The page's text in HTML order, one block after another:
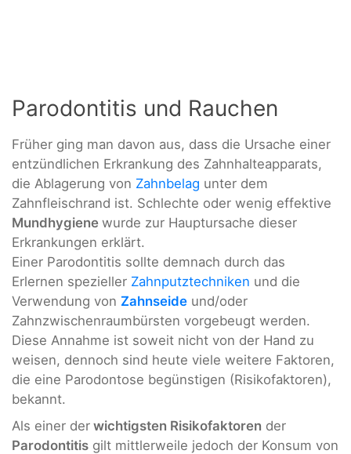
Parodontitis und Rauchen
Früher ging man davon aus, dass die Ursache einer
entzündlichen Erkrankung des Zahnhalteapparats,
die Ablagerung von Zahnbelag unter dem
Zahnfleischrand ist. Schlechte oder wenig effektive
Mundhygiene wurde zur Hauptursache dieser
Erkrankungen erklärt.
Einer Parodontitis sollte demnach durch das
Erlernen spezieller Zahnputztechniken und die
Verwendung von Zahnseide und/oder
Zahnzwischenraumbürsten vorgebeugt werden.
Diese Annahme ist soweit nicht von der Hand zu
weisen, dennoch sind heute viele weitere Faktoren,
die eine Parodontose begünstigen (Risikofaktoren),
bekannt.
Als einer der wichtigsten Risikofaktoren der
Parodontitis gilt mittlerweile jedoch der Konsum von